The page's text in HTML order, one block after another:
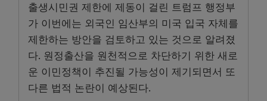
출생시민권 제한에 제동이 걸린 트럼프 행정부
가 이번에는 외국인 임산부의 미국 입국 자체를
제한하는 방안을 검토하고 있는 것으로 알려졌
다. 원정출산을 원천적으로 차단하기 위한 새로
운 이민정책이 추진될 가능성이 제기되면서 또
다른 법적 논란이 예상된다.